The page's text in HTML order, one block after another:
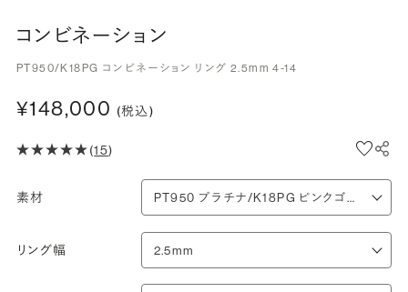
コンビネーション
PT950/K18PG コンビネーション リング 2.5mm 4-14
¥148,000 (税込)
(15)
素材
リング幅